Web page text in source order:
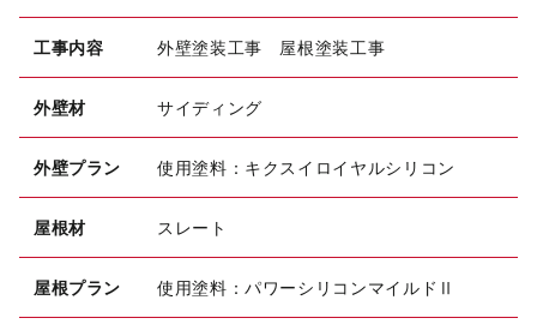
工事内容 外壁塗装工事 屋根塗装工事
外壁材 サイディング
外壁プラン 使用塗料：キクスイロイヤルシリコン
屋根材 スレート
屋根プラン 使用塗料：パワーシリコンマイルドⅡ